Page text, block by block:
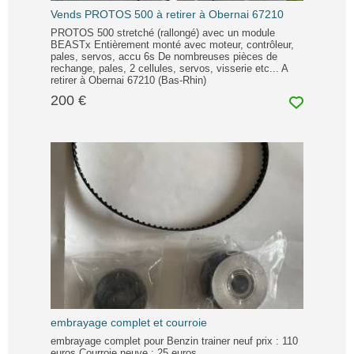
Vends PROTOS 500 à retirer à Obernai 67210
PROTOS 500 stretché (rallongé) avec un module
BEASTx Entièrement monté avec moteur, contrôleur,
pales, servos, accu 6s De nombreuses pièces de
rechange, pales, 2 cellules, servos, visserie etc... A
retirer à Obernai 67210 (Bas-Rhin)
200 €
embrayage complet et courroie
embrayage complet pour Benzin trainer neuf prix : 110